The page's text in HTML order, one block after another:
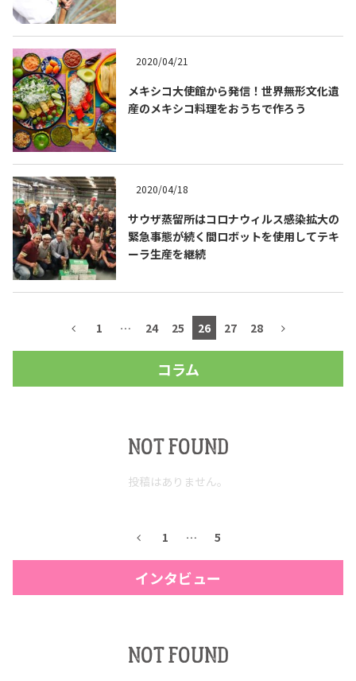
COPYRIGHT © JUAST All rights reserved.
2020/04/21
メキシコ大使館から発信！世界無形文化遺
産のメキシコ料理をおうちで作ろう
2020/04/18
サウザ蒸留所はコロナウィルス感染拡大の
緊急事態が続く間ロボットを使用してテキ
ーラ生産を継続
1 … 24 25 26 27 28
コラム
NOT FOUND
投稿はありません。
1 … 5
インタビュー
NOT FOUND